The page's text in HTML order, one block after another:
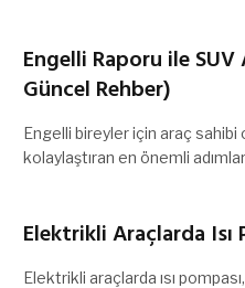
Engelli Raporu ile SUV
Güncel Rehber)
Engelli bireyler için araç sahibi
kolaylaştıran en önemli
Elektrikli Araçlarda Isı
Elektrikli araçlarda ısı